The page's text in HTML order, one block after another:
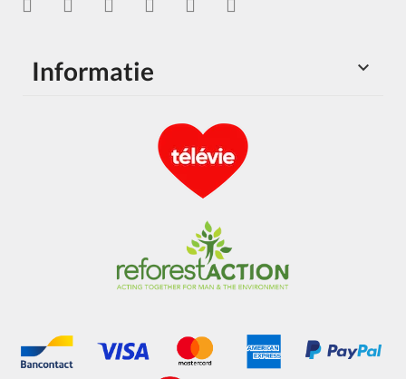

Informatie